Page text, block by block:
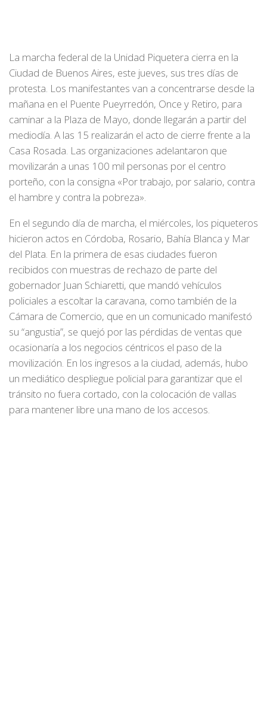
La marcha federal de la Unidad Piquetera cierra en la
Ciudad de Buenos Aires, este jueves, sus tres días de
protesta. Los manifestantes van a concentrarse desde la
mañana en el Puente Pueyrredón, Once y Retiro, para
caminar a la Plaza de Mayo, donde llegarán a partir del
mediodía. A las 15 realizarán el acto de cierre frente a la
Casa Rosada. Las organizaciones adelantaron que
movilizarán a unas 100 mil personas por el centro
porteño, con la consigna «Por trabajo, por salario, contra
el hambre y contra la pobreza».
En el segundo día de marcha, el miércoles, los piqueteros
hicieron actos en Córdoba, Rosario, Bahía Blanca y Mar
del Plata. En la primera de esas ciudades fueron
recibidos con muestras de rechazo de parte del
gobernador Juan Schiaretti, que mandó vehículos
policiales a escoltar la caravana, como también de la
Cámara de Comercio, que en un comunicado manifestó
su “angustia”, se quejó por las pérdidas de ventas que
ocasionaría a los negocios céntricos el paso de la
movilización. En los ingresos a la ciudad, además, hubo
un mediático despliegue policial para garantizar que el
tránsito no fuera cortado, con la colocación de vallas
para mantener libre una mano de los accesos.